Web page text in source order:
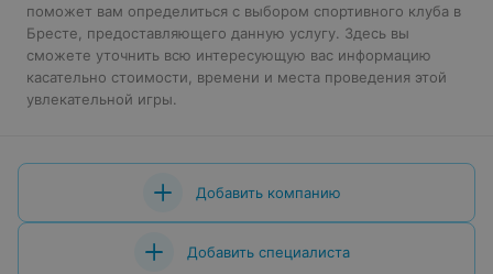
поможет вам определиться с выбором спортивного клуба в
Бресте, предоставляющего данную услугу. Здесь вы
сможете уточнить всю интересующую вас информацию
касательно стоимости, времени и места проведения этой
увлекательной игры.
Добавить компанию
Добавить специалиста